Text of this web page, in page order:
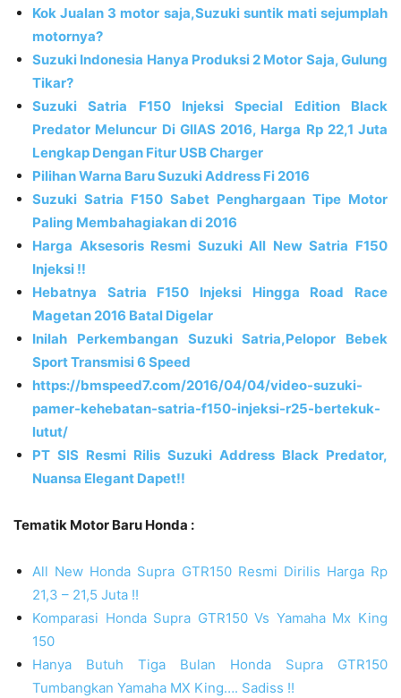
Kok Jualan 3 motor saja,Suzuki suntik mati sejumplah
motornya?
Suzuki Indonesia Hanya Produksi 2 Motor Saja, Gulung
Tikar?
Suzuki Satria F150 Injeksi Special Edition Black
Predator Meluncur Di GIIAS 2016, Harga Rp 22,1 Juta
Lengkap Dengan Fitur USB Charger
Pilihan Warna Baru Suzuki Address Fi 2016
Suzuki Satria F150 Sabet Penghargaan Tipe Motor
Paling Membahagiakan di 2016
Harga Aksesoris Resmi Suzuki All New Satria F150
Injeksi !!
Hebatnya Satria F150 Injeksi Hingga Road Race
Magetan 2016 Batal Digelar
Inilah Perkembangan Suzuki Satria,Pelopor Bebek
Sport Transmisi 6 Speed
https://bmspeed7.com/2016/04/04/video-suzuki-
pamer-kehebatan-satria-f150-injeksi-r25-bertekuk-
lutut/
PT SIS Resmi Rilis Suzuki Address Black Predator,
Nuansa Elegant Dapet!!
Tematik Motor Baru Honda :
All New Honda Supra GTR150 Resmi Dirilis Harga Rp
21,3 – 21,5 Juta !!
Komparasi Honda Supra GTR150 Vs Yamaha Mx King
150
Hanya Butuh Tiga Bulan Honda Supra GTR150
Tumbangkan Yamaha MX King…. Sadiss !!